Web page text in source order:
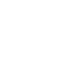
てきた様子です。ホ
者が増えてきまし
旅行をおくるための